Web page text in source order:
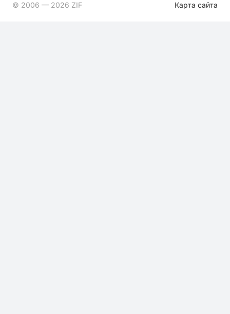
© 2006 — 2026 ZIF Карта сайта